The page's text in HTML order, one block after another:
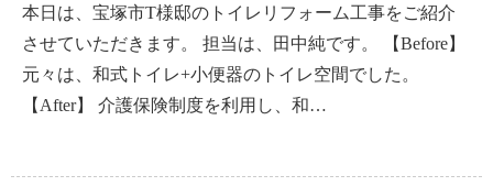
本日は、宝塚市T様邸のトイレリフォーム工事をご紹介
させていただきます。 担当は、田中純です。 【Before】
元々は、和式トイレ+小便器のトイレ空間でした。
【After】 介護保険制度を利用し、和…